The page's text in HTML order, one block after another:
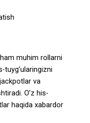
muhim rollarni
tuyg’ularingizni
va
O’z his-
haqida xabardor